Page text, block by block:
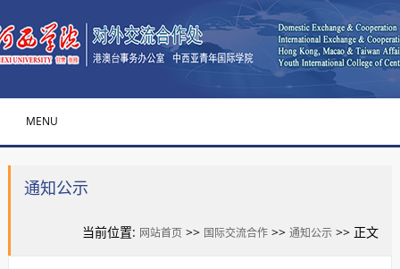
MENU
通知公示
当前位置: 网站首页 >> 国际交流合作 >>通知公示 >> 正文